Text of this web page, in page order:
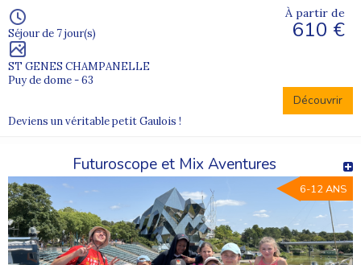
Séjour de 7 jour(s)
ST GENES CHAMPANELLE
Puy de dome - 63
À partir de
610 €
Découvrir
Deviens un véritable petit Gaulois !
Futuroscope et Mix Aventures
6-12 ANS